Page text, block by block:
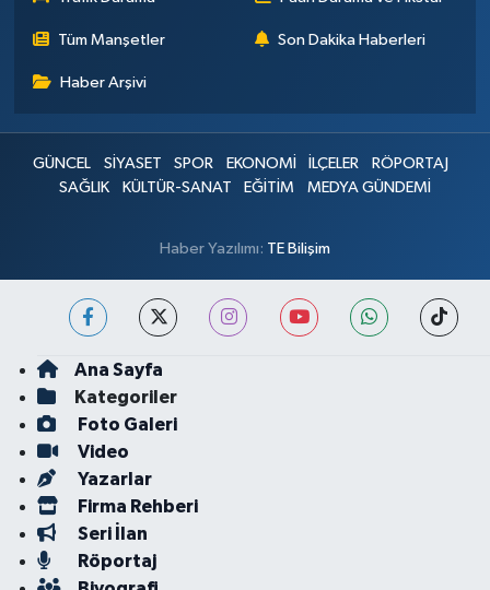
Tüm Manşetler Son Dakika Haberleri
Haber Arşivi
GÜNCEL SİYASET SPOR EKONOMİ İLÇELER
RÖPORTAJ
SAĞLIK
KÜLTÜR-SANAT EĞİTİM MEDYA GÜNDEMİ
Haber Yazılımı: TE Bilişim
Ana Sayfa
Kategoriler
Foto Galeri
Video
Yazarlar
Firma Rehberi
Seri İlan
Röportaj